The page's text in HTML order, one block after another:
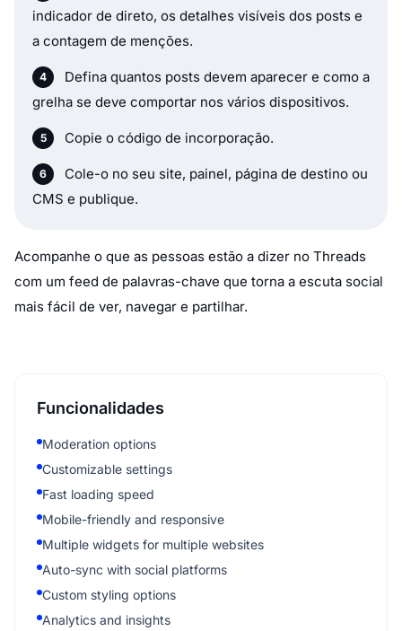
indicador de direto, os detalhes visíveis dos posts e
a contagem de menções.
Defina quantos posts devem aparecer e como a
grelha se deve comportar nos vários dispositivos.
Copie o código de incorporação.
Cole-o no seu site, painel, página de destino ou
CMS e publique.
Acompanhe o que as pessoas estão a dizer no Threads
com um feed de palavras-chave que torna a escuta social
mais fácil de ver, navegar e partilhar.
Funcionalidades
Moderation options
Customizable settings
Fast loading speed
Mobile-friendly and responsive
Multiple widgets for multiple websites
Auto-sync with social platforms
Custom styling options
Analytics and insights